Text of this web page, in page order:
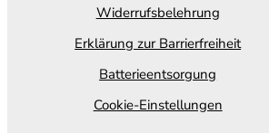
Widerrufsbelehrung
Erklärung zur Barrierfreiheit
Batterieentsorgung
Cookie-Einstellungen